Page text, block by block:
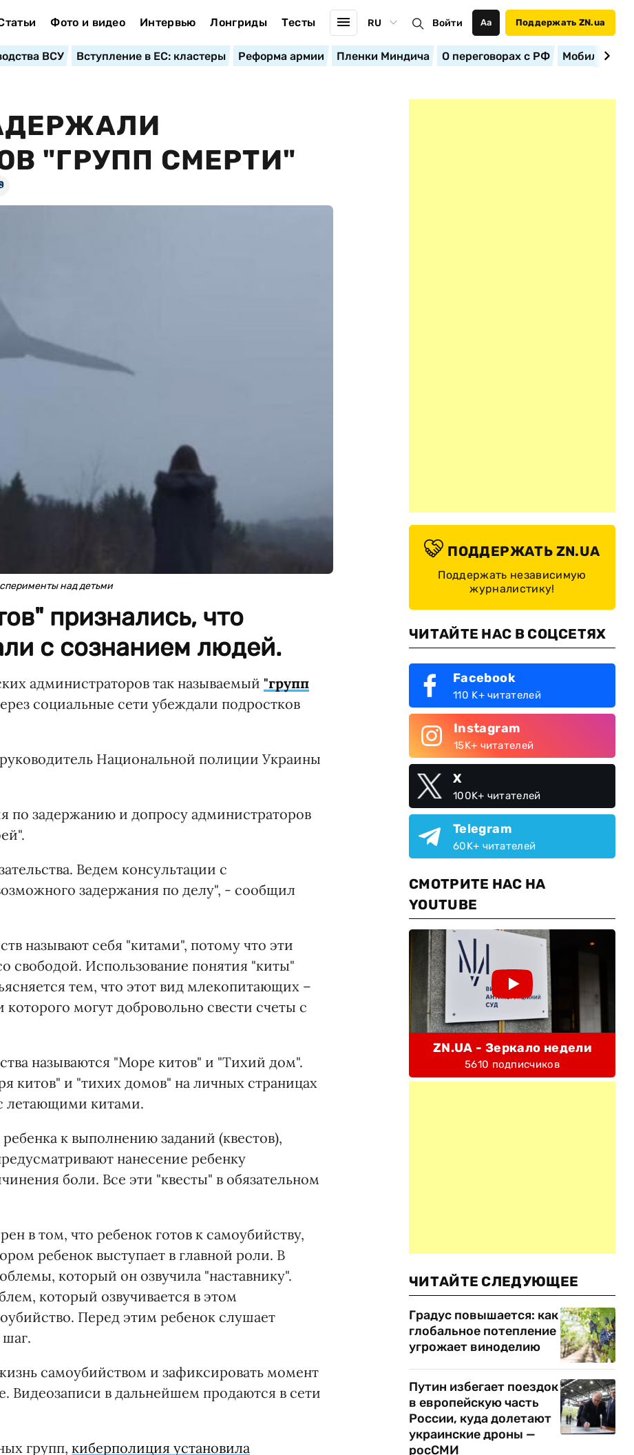
Фото и видео Интервью Лонгриды Тесты RU Войти Аа Поддержать ZN.ua
ВСУ Вступление в ЕС: кластеры Реформа армии Пленки Миндича О переговорах с РФ
"ГРУПП СМЕРТИ"
над детьми
признались, что
с сознанием людей.
администраторов так называемый "групп
социальные сети убеждали подростков
Национальной полиции Украины
по задержанию и допросу администраторов
Ведем консультации с
задержания по делу", - сообщил
называют себя "китами", потому что эти
свободой. Использование понятия "киты"
тем, что этот вид млекопитающих –
могут добровольно свести счеты с
называются "Море китов" и "Тихий дом".
китов" и "тихих домов" на личных страницах
летающими китами.
к выполнению заданий (квестов),
нанесение ребенку
боли. Все эти "квесты" в обязательном
в том, что ребенок готов к самоубийству,
ребенок выступает в главной роли. В
который он озвучила "наставнику".
который озвучивается в этом
Перед этим ребенок слушает
самоубийством и зафиксировать момент
Видеозаписи в дальнейшем продаются в сети
групп, киберполиция установила
ПОДДЕРЖАТЬ ZN.UA
Поддержать независимую
журналистику!
ЧИТАЙТЕ НАС В СОЦСЕТЯХ
Facebook
110 K+ читателей
Instagram
15K+ читателей
X
100K+ читателей
Telegram
60K+ читателей
СМОТРИТЕ НАС НА
YOUTUBE
ZN.UA - Зеркало недели
5610 подписчиков
ЧИТАЙТЕ СЛЕДУЮЩЕЕ
Градус повышается: как
глобальное потепление
угрожает виноделию
Путин избегает поездок
в европейскую часть
России, куда долетают
украинские дроны —
росСМИ